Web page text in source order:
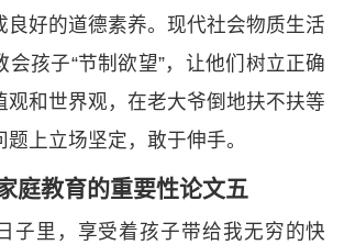
良好的道德素养。现代社会物质生活
会孩子“节制欲望”，让他们树立正确
观和世界观，在老大爷倒地扶不扶等
上立场坚定，敢于伸手。
庭教育的重要性论文五
子里，享受着孩子带给我无穷的快